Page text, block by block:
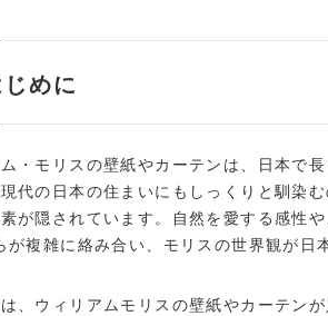
めに
・モリスの壁紙やカーテンは、日本で
代の日本の住まいにもしっくりと馴染
が隠されています。自然を愛する感性
複雑に絡み合い、モリスの世界観が日
、ウィリアムモリスの壁紙やカーテン